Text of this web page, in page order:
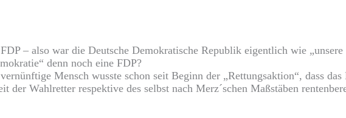
– also war die Deutsche Demokratische Republik eigentlich wie
denn noch eine FDP?
Mensch wusste schon seit Beginn der „Rettungsaktion“, dass das
der Wahlretter respektive des selbst nach Merz´schen Maßstäben